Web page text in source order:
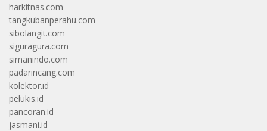
harkitnas.com
tangkubanperahu.com
sibolangit.com
siguragura.com
simanindo.com
padarincang.com
kolektor.id
pelukis.id
pancoran.id
jasmani.id